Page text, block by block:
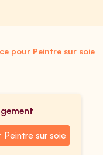
pour Peintre sur soie
Peintre sur soie